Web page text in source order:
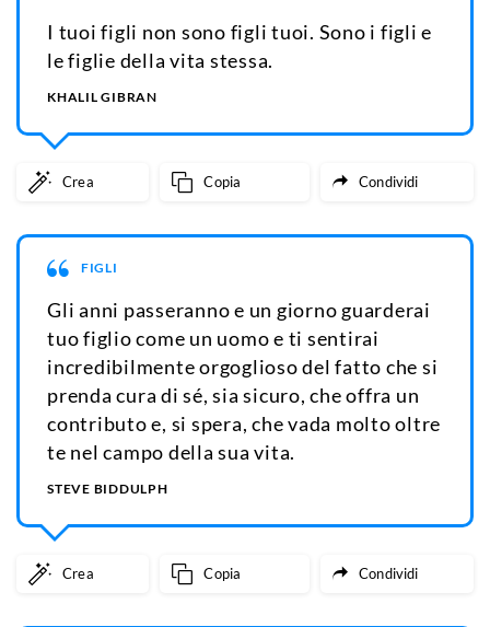
I tuoi figli non sono figli tuoi. Sono i figli e
le figlie della vita stessa.
KHALIL GIBRAN
Crea Copia Condividi
FIGLI
Gli anni passeranno e un giorno guarderai
tuo figlio come un uomo e ti sentirai
incredibilmente orgoglioso del fatto che si
prenda cura di sé, sia sicuro, che offra un
contributo e, si spera, che vada molto oltre
te nel campo della sua vita.
STEVE BIDDULPH
Crea Copia Condividi